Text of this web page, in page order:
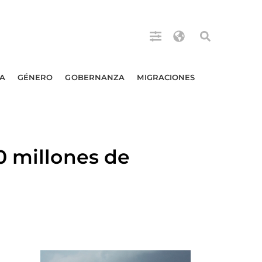
GÉNERO GOBERNANZA MIGRACIONES
millones de